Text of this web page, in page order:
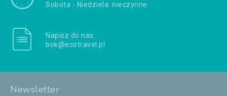
Sobota - Niedziela: nieczynne
Napisz do nas:
bok@ecotravel.pl
Newsletter